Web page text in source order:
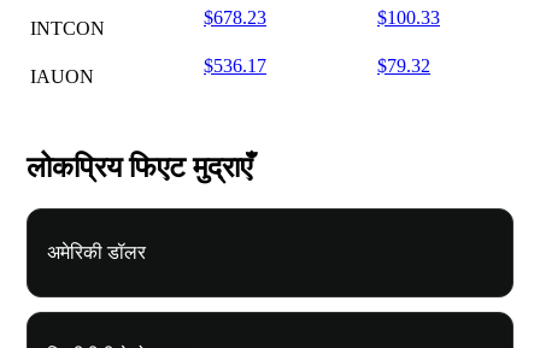
INTCON
$678.23 $100.33
IAUON
$536.17 $79.32
लोकप्रिय फिएट मुद्राएँ
अमेरिकी डॉलर